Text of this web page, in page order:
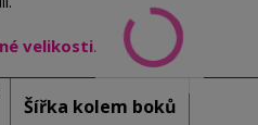
velikosti.
Šířka kolem boků